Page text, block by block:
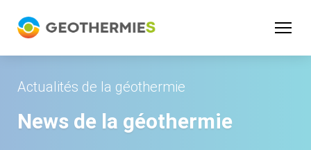
Actualités de la géothermie
News de la géothermie